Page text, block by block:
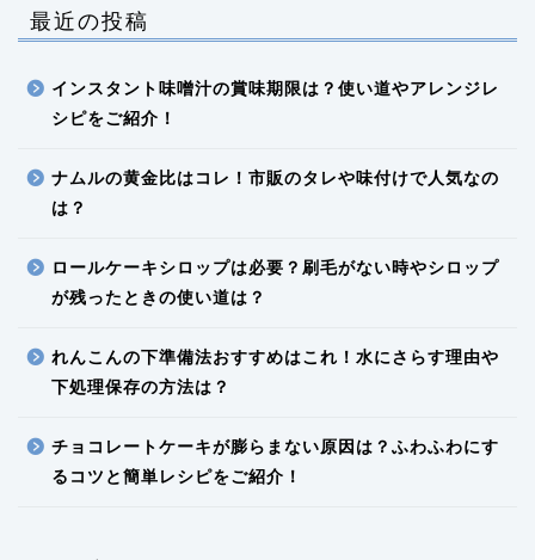
最近の投稿
インスタント味噌汁の賞味期限は？使い道やアレンジレ
シピをご紹介！
ナムルの黄金比はコレ！市販のタレや味付けで人気なの
は？
ロールケーキシロップは必要？刷毛がない時やシロップ
が残ったときの使い道は？
れんこんの下準備法おすすめはこれ！水にさらす理由や
下処理保存の方法は？
チョコレートケーキが膨らまない原因は？ふわふわにす
るコツと簡単レシピをご紹介！